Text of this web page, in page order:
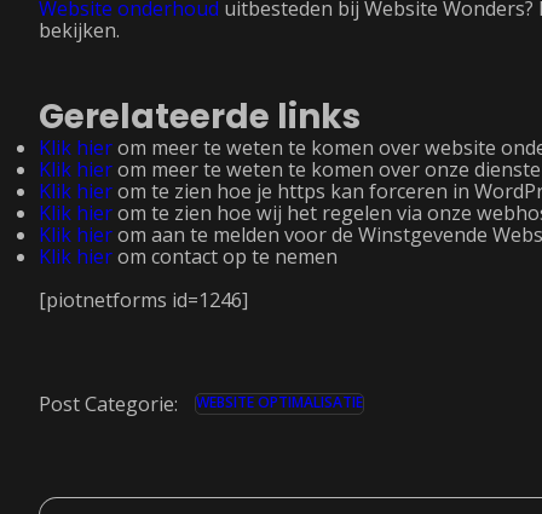
Website onderhoud uitbesteden bij Website
bekijken.
Gerelateerde links
Klik hierom meer te weten te komen over website
Klik hierom meer te weten te komen over onze
Klik hierom te zien hoe je https kan forceren in
Klik hierom te zien hoe wij het regelen via onze
Klik hierom aan te melden voor de Winstgevende
Klik hierom contact op te nemen
[piotnetforms id=1246]
Post Categorie: WEBSITE OPTIMALISATIE